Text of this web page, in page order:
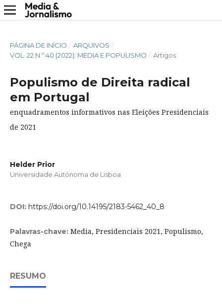
PÁGINA DE INÍCIO / ARQUIVOS /
VOL. 22 N.º 40 (2022): MEDIA E POPULISMO / Artigos
Populismo de Direita radical
em Portugal
enquadramentos informativos nas Eleições Presidenciais
de 2021
Helder Prior
Universidade Autónoma de Lisboa
DOI: https://doi.org/10.14195/2183-5462_40_8
Palavras-chave: Media, Presidenciais 2021, Populismo,
Chega
RESUMO